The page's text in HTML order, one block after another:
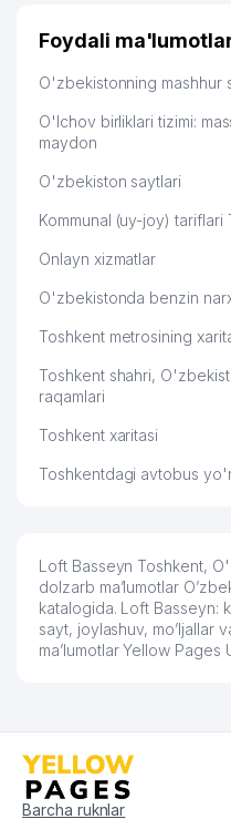
Foydali
O'zbekistonning mashhur
O'lchov birliklari tizimi:
maydon
O'zbekiston saytlari
Kommunal (uy-joy) tariflari
Onlayn xizmatlar
O'zbekistonda benzin
Toshkent metrosining
Toshkent shahri,
raqamlari
Toshkent xaritasi
Toshkentdagi avtobus
Loft Basseyn Toshkent,
dolzarb ma’lumotlar
katalogida. Loft Basseyn:
sayt, joylashuv, mo’ljallar
ma’lumotlar Yellow Pages
Barcha ruknlar